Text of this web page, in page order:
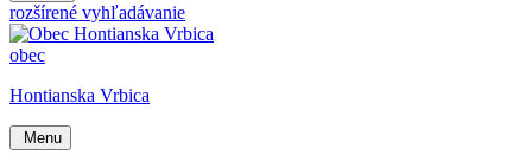
rozšírené vyhľadávanie
obec
Hontianska Vrbica
Menu